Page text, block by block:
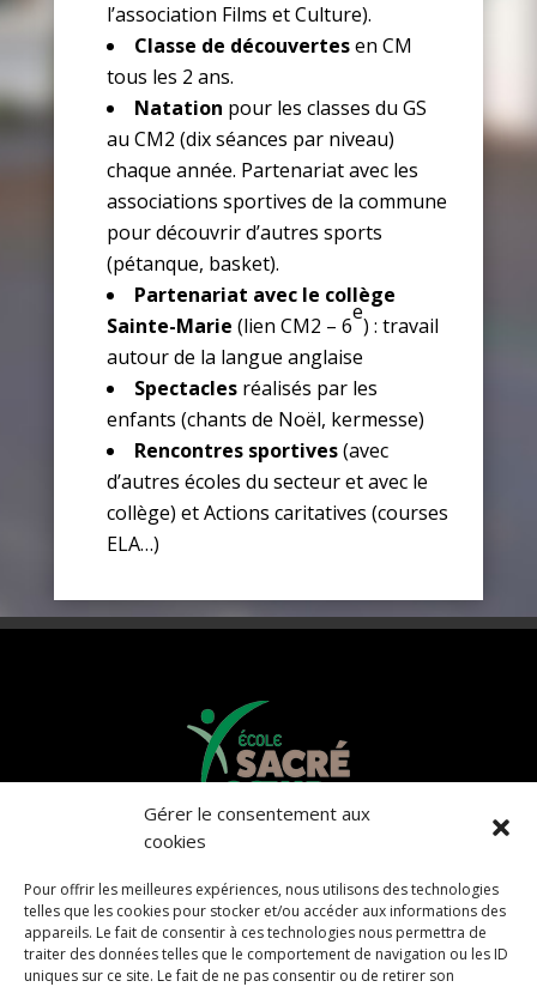
Gérer le consentement aux
cookies
Pour offrir les meilleures expériences, nous utilisons des technologies
telles que les cookies pour stocker et/ou accéder aux informations des
appareils. Le fait de consentir à ces technologies nous permettra de
traiter des données telles que le comportement de navigation ou les ID
uniques sur ce site. Le fait de ne pas consentir ou de retirer son
l’association Films et Culture).
Classe de découvertesen CM
tous les 2 ans.
Natation pour les classes du GS
au CM2 (dix séances par niveau)
chaque année. Partenariat avec les
associations sportives de la commune
pour découvrir d’autres sports
(pétanque, basket).
Partenariat avec le collège
Sainte-Marie (lien CM2 – 6
e
) : travail
autour de la langue anglaise
Spectacles réalisés par les
enfants (chants de Noël, kermesse)
Rencontres sportives(avec
d’autres écoles du secteur et avec le
collège) et Actions caritatives (courses
ELA…)
ÉCOLE SACRÉ CŒUR
23 rue de la Gare